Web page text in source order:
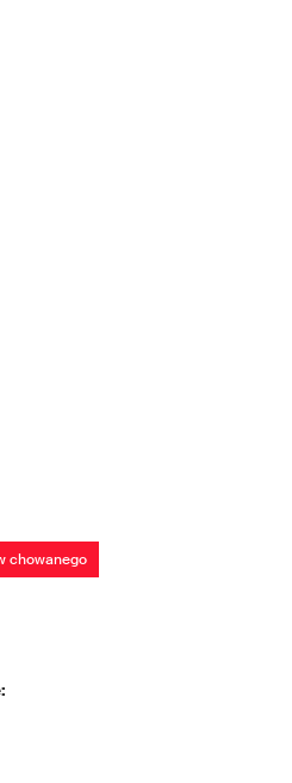
chowanego